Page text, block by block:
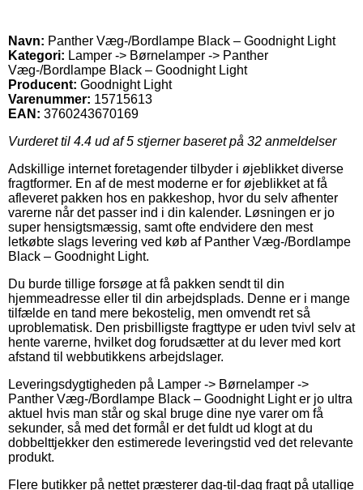
Navn: Panther Væg-/Bordlampe Black – Goodnight Light
Kategori: Lamper -> Børnelamper -> Panther
Væg-/Bordlampe Black – Goodnight Light
Producent: Goodnight Light
Varenummer: 15715613
EAN: 3760243670169
Vurderet til 4.4 ud af 5 stjerner baseret på 32 anmeldelser
Adskillige internet foretagender tilbyder i øjeblikket diverse
fragtformer. En af de mest moderne er for øjeblikket at få
afleveret pakken hos en pakkeshop, hvor du selv afhenter
varerne når det passer ind i din kalender. Løsningen er jo
super hensigtsmæssig, samt ofte endvidere den mest
letkøbte slags levering ved køb af Panther Væg-/Bordlampe
Black – Goodnight Light.
Du burde tillige forsøge at få pakken sendt til din
hjemmeadresse eller til din arbejdsplads. Denne er i mange
tilfælde en tand mere bekostelig, men omvendt ret så
uproblematisk. Den prisbilligste fragttype er uden tvivl selv at
hente varerne, hvilket dog forudsætter at du lever med kort
afstand til webbutikkens arbejdslager.
Leveringsdygtigheden på Lamper -> Børnelamper ->
Panther Væg-/Bordlampe Black – Goodnight Light er jo ultra
aktuel hvis man står og skal bruge dine nye varer om få
sekunder, så med det formål er det fuldt ud klogt at du
dobbelttjekker den estimerede leveringstid ved det relevante
produkt.
Flere butikker på nettet præsterer dag-til-dag fragt på utallige